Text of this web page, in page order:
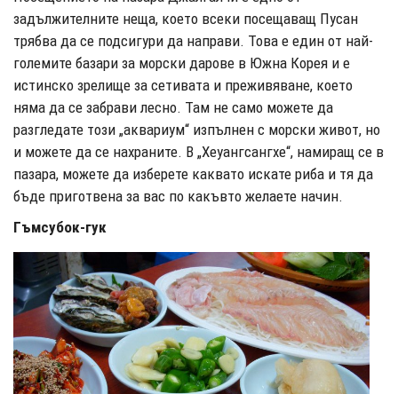
задължителните неща, което всеки посещаващ Пусан
трябва да се подсигури да направи. Това е един от най-
големите базари за морски дарове в Южна Корея и е
истинско зрелище за сетивата и преживяване, което
няма да се забрави лесно. Там не само можете да
разгледате този „аквариум“ изпълнен с морски живот, но
и можете да се нахраните. В „Хеуангсангхе“, намиращ се в
пазара, можете да изберете каквато искате риба и тя да
бъде приготвена за вас по какъвто желаете начин.
Гъмсубок-гук